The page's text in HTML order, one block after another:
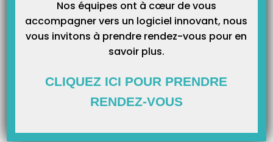
Nos équipes ont à cœur de vous
accompagner vers un logiciel innovant, nous
vous invitons à prendre rendez-vous pour en
savoir plus.
CLIQUEZ ICI POUR PRENDRE
RENDEZ-VOUS